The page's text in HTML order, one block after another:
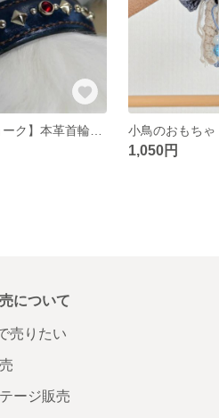
1,050円
について
売りたい
ージ販売